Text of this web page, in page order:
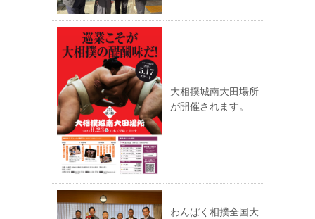
大相撲城南大田場所
が開催されます。
わんぱく相撲全国大